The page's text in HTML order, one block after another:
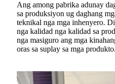
Ang among pabrika adunay
sa produksiyon ug daghang
teknikal nga mga inhenyero.
nga kalidad nga kalidad sa
nga masiguro ang mga
oras sa suplay sa mga produkto.